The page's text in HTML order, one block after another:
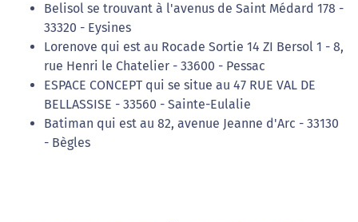
Belisol se trouvant à l'avenus de Saint Médard 178 -
33320 - Eysines
Lorenove qui est au Rocade Sortie 14 ZI Bersol 1 - 8,
rue Henri le Chatelier - 33600 - Pessac
ESPACE CONCEPT qui se situe au 47 RUE VAL DE
BELLASSISE - 33560 - Sainte-Eulalie
Batiman qui est au 82, avenue Jeanne d'Arc - 33130
- Bègles